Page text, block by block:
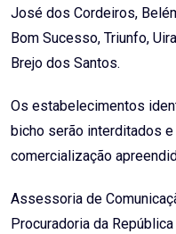
José dos Cordeiros,
Bom Sucesso, Triunfo,
Brejo dos Santos.
Os estabelecimentos
bicho serão interditados
comercialização
Assessoria de
Procuradoria da